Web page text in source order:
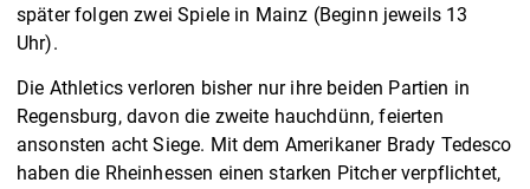
später folgen zwei Spiele in Mainz (Beginn jeweils 13
Uhr).
Die Athletics verloren bisher nur ihre beiden Partien in
Regensburg, davon die zweite hauchdünn, feierten
ansonsten acht Siege. Mit dem Amerikaner Brady Tedesco
haben die Rheinhessen einen starken Pitcher verpflichtet,